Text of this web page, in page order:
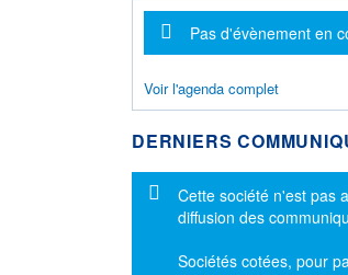
Message
Pas d'évènement en
Voir l'agenda complet
DERNIERS
Message
Cette société n'est pas
diffusion des
Sociétés cotées, pour